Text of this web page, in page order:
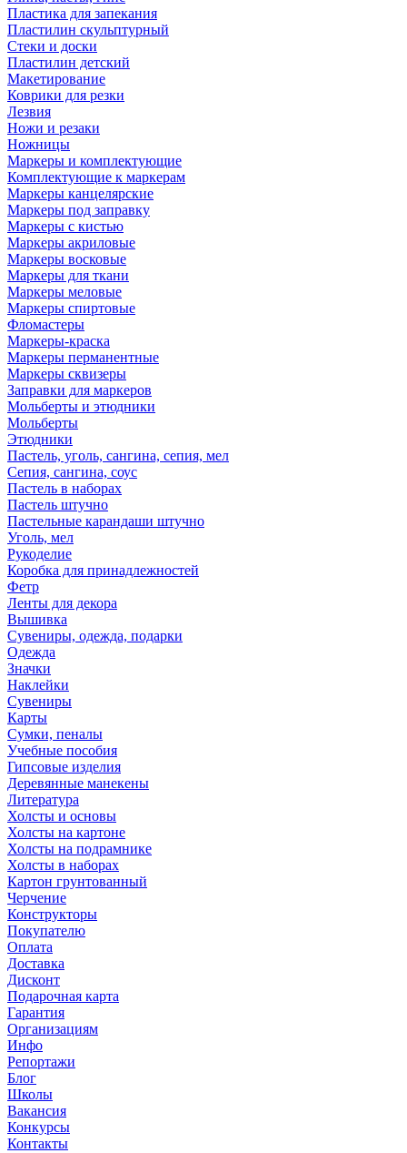
Пластика для запекания
Пластилин скульптурный
Стеки и доски
Пластилин детский
Макетирование
Коврики для резки
Лезвия
Ножи и резаки
Ножницы
Маркеры и комплектующие
Комплектующие к маркерам
Маркеры канцелярские
Маркеры под заправку
Маркеры с кистью
Маркеры акриловые
Маркеры восковые
Маркеры для ткани
Маркеры меловые
Маркеры спиртовые
Фломастеры
Маркеры-краска
Маркеры перманентные
Маркеры сквизеры
Заправки для маркеров
Мольберты и этюдники
Мольберты
Этюдники
Пастель, уголь, сангина, сепия, мел
Сепия, сангина, соус
Пастель в наборах
Пастель штучно
Пастельные карандаши штучно
Уголь, мел
Рукоделие
Коробка для принадлежностей
Фетр
Ленты для декора
Вышивка
Сувениры, одежда, подарки
Одежда
Значки
Наклейки
Сувениры
Карты
Сумки, пеналы
Учебные пособия
Гипсовые изделия
Деревянные манекены
Литература
Холсты и основы
Холсты на картоне
Холсты на подрамнике
Холсты в наборах
Картон грунтованный
Черчение
Конструкторы
Покупателю
Оплата
Доставка
Дисконт
Подарочная карта
Гарантия
Организациям
Инфо
Репортажи
Блог
Школы
Вакансия
Конкурсы
Контакты